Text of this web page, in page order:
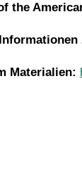
the
Materialien: